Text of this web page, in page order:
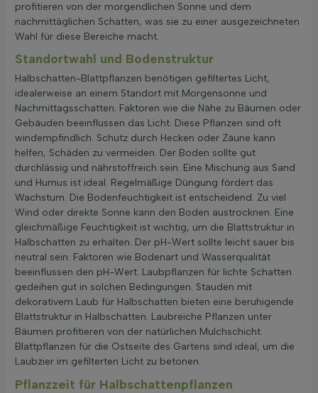
profitieren von der morgendlichen Sonne und dem
nachmittäglichen Schatten, was sie zu einer ausgezeichneten
Wahl für diese Bereiche macht.
Standortwahl und Bodenstruktur
Halbschatten-Blattpflanzen benötigen gefiltertes Licht,
idealerweise an einem Standort mit Morgensonne und
Nachmittagsschatten. Faktoren wie die Nähe zu Bäumen oder
Gebäuden beeinflussen das Licht. Diese Pflanzen sind oft
windempfindlich. Schutz durch Hecken oder Zäune kann
helfen, Schäden zu vermeiden. Der Boden sollte gut
durchlässig und nährstoffreich sein. Eine Mischung aus Sand
und Humus ist ideal. Regelmäßige Düngung fördert das
Wachstum. Die Bodenfeuchtigkeit ist entscheidend. Zu viel
Wind oder direkte Sonne kann den Boden austrocknen. Eine
gleichmäßige Feuchtigkeit ist wichtig, um die Blattstruktur in
Halbschatten zu erhalten. Der pH-Wert sollte leicht sauer bis
neutral sein. Faktoren wie Bodenart und Wasserqualität
beeinflussen den pH-Wert. Laubpflanzen für lichte Schatten
gedeihen gut in solchen Bedingungen. Stauden mit
dekorativem Laub für Halbschatten bieten eine beruhigende
Blattstruktur in Halbschatten. Laubreiche Pflanzen unter
Bäumen profitieren von der natürlichen Mulchschicht.
Blattpflanzen für die Ostseite des Gartens sind ideal, um die
Laubzier im gefilterten Licht zu betonen.
Pflanzzeit für Halbschattenpflanzen